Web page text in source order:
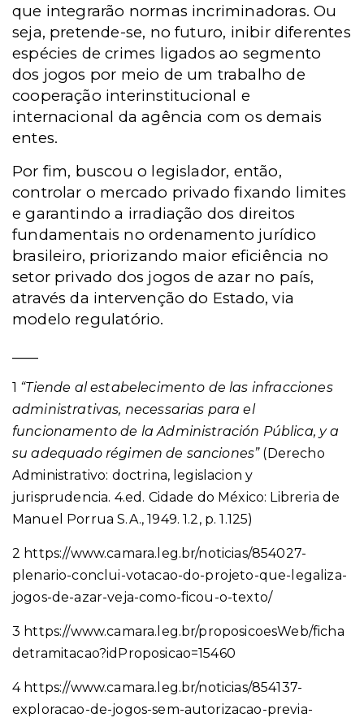
que integrarão normas incriminadoras. Ou
seja, pretende-se, no futuro, inibir diferentes
espécies de crimes ligados ao segmento
dos jogos por meio de um trabalho de
cooperação interinstitucional e
internacional da agência com os demais
entes.
Por fim, buscou o legislador, então,
controlar o mercado privado fixando limites
e garantindo a irradiação dos direitos
fundamentais no ordenamento jurídico
brasileiro, priorizando maior eficiência no
setor privado dos jogos de azar no país,
através da intervenção do Estado, via
modelo regulatório.
1 “Tiende al estabelecimento de las infracciones
administrativas, necessarias para el
funcionamento de la Administración Pública, y a
su adequado régimen de sanciones” (Derecho
Administrativo: doctrina, legislacion y
jurisprudencia. 4.ed. Cidade do México: Libreria de
Manuel Porrua S.A., 1949. 1.2, p. 1.125)
2 https://www.camara.leg.br/noticias/854027-
plenario-conclui-votacao-do-projeto-que-legaliza-
jogos-de-azar-veja-como-ficou-o-texto/
3 https://www.camara.leg.br/proposicoesWeb/ficha
detramitacao?idProposicao=15460
4 https://www.camara.leg.br/noticias/854137-
exploracao-de-jogos-sem-autorizacao-previa-